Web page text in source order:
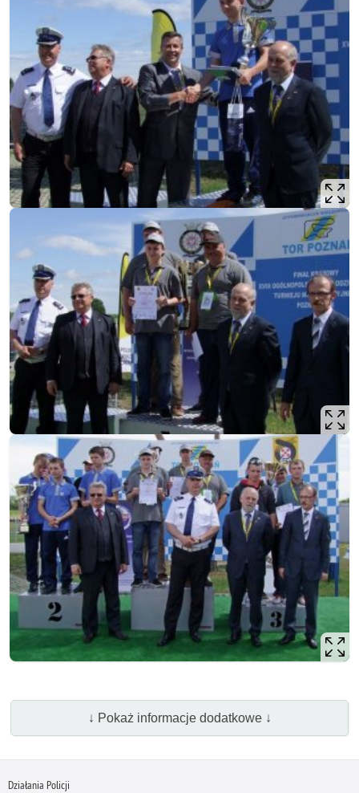
↓ Pokaż informacje dodatkowe ↓
Działania Policji